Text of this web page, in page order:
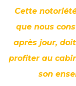
Cette
que nous
après jour,
profiter au
son